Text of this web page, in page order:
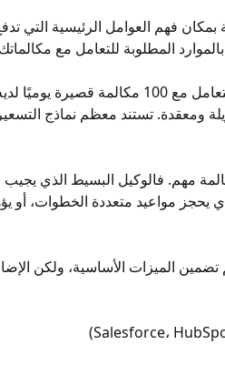
فهم العوامل الرئيسية التي
المطلوبة للتعامل مع مكالماتك
هذا هو العامل الأكثر أهمية. فالعمل الذي
مع 20 مكالمة طويلة ومعقدة. تستند معظم
مهم. فالوكيل البسيط الذي يجيب
يحجز مواعيد متعددة الخطوات، أو
الميزات الأساسية، ولكن